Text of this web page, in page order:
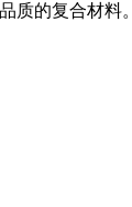
质的复合材料。